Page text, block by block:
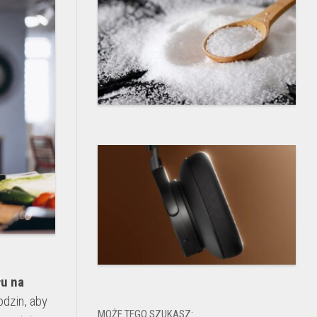
na
aby
MOŻE TEGO SZUKASZ: